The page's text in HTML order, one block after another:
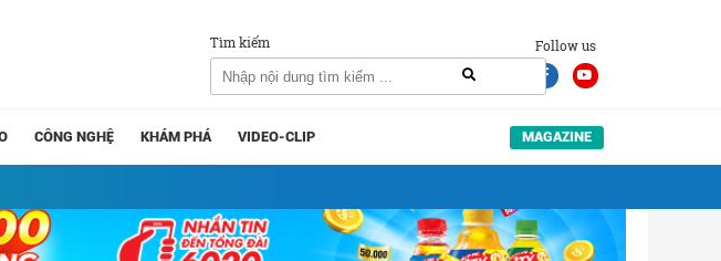
Follow us
Tìm kiếm
CÔNG NGHỆ KHÁM PHÁ VIDEO-CLIP MAGAZINE